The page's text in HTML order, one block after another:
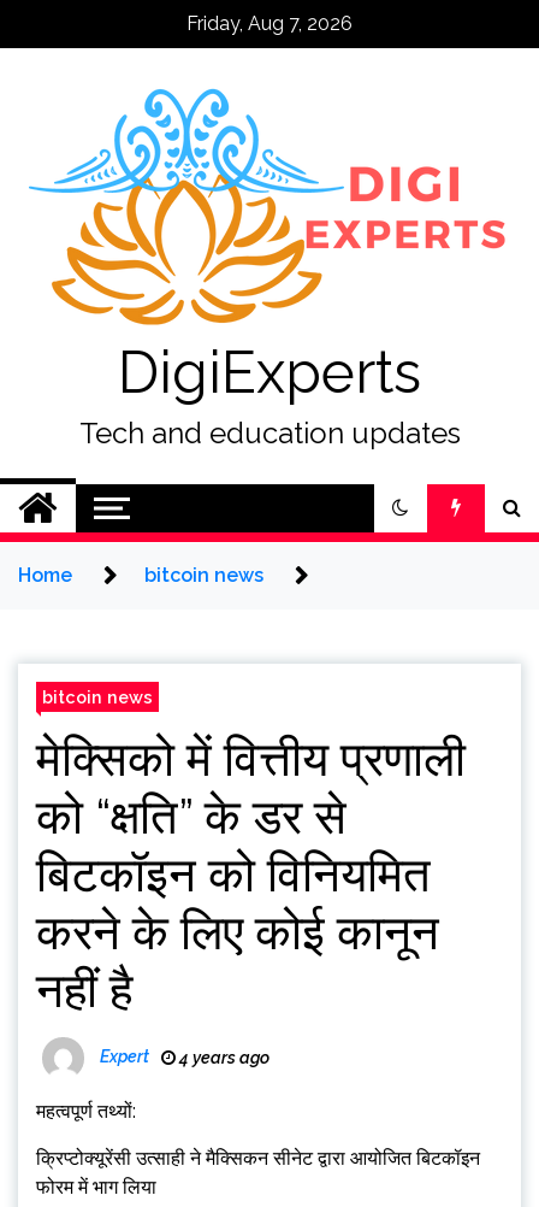
Friday, Aug 7, 2026
DigiExperts
Tech and education updates
Home bitcoin news
bitcoin news
मेक्सिको में वित्तीय प्रणाली
को “क्षति” के डर से
बिटकॉइन को विनियमित
करने के लिए कोई कानून
नहीं है
Expert 4 years ago
महत्वपूर्ण तथ्यों:
क्रिप्टोक्यूरेंसी उत्साही ने मैक्सिकन सीनेट द्वारा आयोजित बिटकॉइन
फोरम में भाग लिया